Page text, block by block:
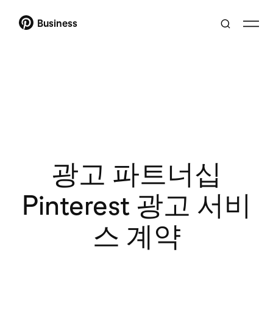
Business
광고 파트너십
Pinterest 광고 서비
스 계약